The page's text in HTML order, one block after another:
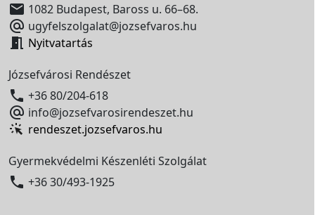
 1082 Budapest, Baross u. 66–68.
 ugyfelszolgalat@jozsefvaros.hu
 Nyitvatartás
Józsefvárosi Rendészet
 +36 80/204-618
 info@jozsefvarosirendeszet.hu
rendeszet.jozsefvaros.hu
Gyermekvédelmi Készenléti Szolgálat
 +36 30/493-1925